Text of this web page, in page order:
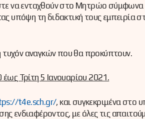
να ενταχθούν στο Μητρώο σύμφωνα
υπόψη τη διδακτική τους εμπειρία
αναγκών που θα προκύπτουν.
Τρίτη 5 Ιανουαρίου 2021.
t4e.sch.gr/, και συγκεκριμένα
ενδιαφέροντος, με όλες τις